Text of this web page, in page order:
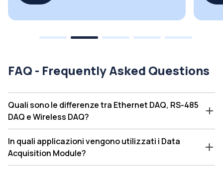
FAQ - Frequently Asked Questions
Quali sono le differenze tra Ethernet DAQ, RS-485
DAQ e Wireless DAQ?
In quali applicazioni vengono utilizzati i Data
Acquisition Module?